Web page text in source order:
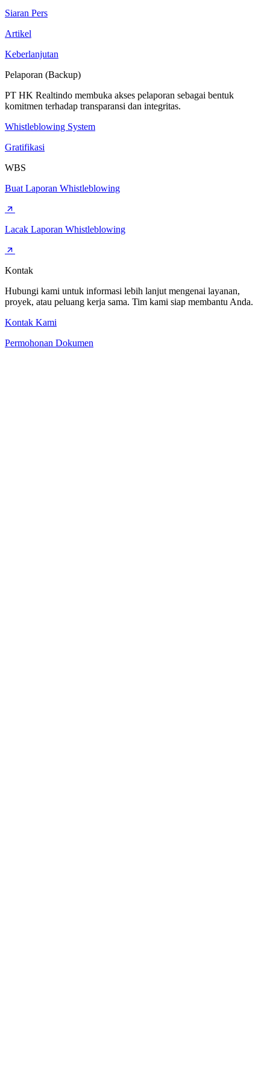
Siaran Pers
Artikel
Keberlanjutan
Pelaporan (Backup)
PT HK Realtindo membuka akses pelaporan sebagai bentuk
komitmen terhadap transparansi dan integritas.
Whistleblowing System
Gratifikasi
WBS
Buat Laporan Whistleblowing
Lacak Laporan Whistleblowing
Kontak
Hubungi kami untuk informasi lebih lanjut mengenai layanan,
proyek, atau peluang kerja sama. Tim kami siap membantu Anda.
Kontak Kami
Permohonan Dokumen